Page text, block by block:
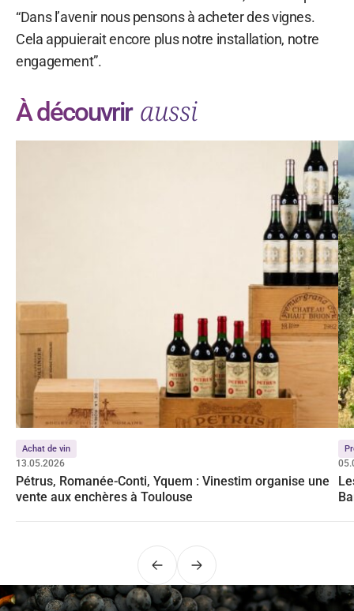
“Dans l’avenir nous pensons à acheter des vignes.
Cela appuierait encore plus notre installation, notre
engagement”.
À découvrir aussi
Achat de vin
13.05.2026
Pétrus, Romanée-Conti, Yquem : Vinestim organise une
vente aux enchères à Toulouse
PrécédentSuivant